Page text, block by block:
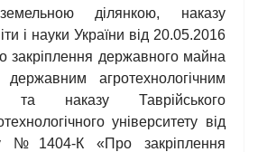
ділянкою, наказу
і науки України від 20.05.2016
державного майна
агротехнологічним
та наказу Таврійського
університету від
№1404-К «Про закріплення